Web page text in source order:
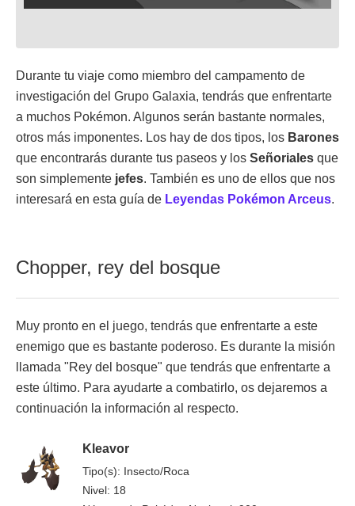
Durante tu viaje como miembro del campamento de
investigación del Grupo Galaxia, tendrás que enfrentarte
a muchos Pokémon. Algunos serán bastante normales,
otros más imponentes. Los hay de dos tipos, los Barones
que encontrarás durante tus paseos y los Señoriales que
son simplemente jefes. También es uno de ellos que nos
interesará en esta guía de Leyendas Pokémon Arceus.
Chopper, rey del bosque
Muy pronto en el juego, tendrás que enfrentarte a este
enemigo que es bastante poderoso. Es durante la misión
llamada "Rey del bosque" que tendrás que enfrentarte a
este último. Para ayudarte a combatirlo, os dejaremos a
continuación la información al respecto.
Kleavor
Tipo(s): Insecto/Roca
Nivel: 18